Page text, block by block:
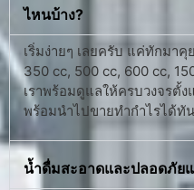
ไหนบ้าง?
เริ่มง่ายๆ เลยครับ แค่ทักมา
350 cc, 500 cc, 600 cc,
เราพร้อมดูแลให้ครบวงจรตั้
พร้อมนำไปขายทำกำไรได้ทั
น้ำดื่มสะอาดและปลอดภัย